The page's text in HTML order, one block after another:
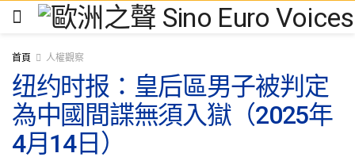
首頁 人權觀察
纽约时报：皇后區男子被判定
為中國間諜無須入獄（2025年
4月14日）